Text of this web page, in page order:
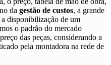
da gestão de custos, a grande
disponibilização de um
o padrão do mercado
das peças, considerando a
pela montadora na rede de